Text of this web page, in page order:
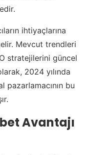
ihtiyaçlarına
Mevcut trendleri
stratejilerini güncel
2024 yılında
pazarlamacının bu
Avantajı